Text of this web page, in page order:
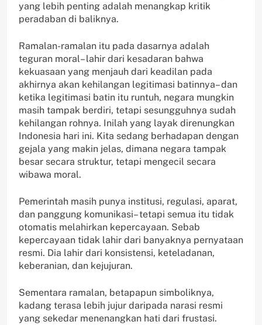
yang lebih penting adalah menangkap kritik
peradaban di baliknya.
Ramalan-ramalan itu pada dasarnya adalah
teguran moral– lahir dari kesadaran bahwa
kekuasaan yang menjauh dari keadilan pada
akhirnya akan kehilangan legitimasi batinnya– dan
ketika legitimasi batin itu runtuh, negara mungkin
masih tampak berdiri, tetapi sesungguhnya sudah
kehilangan rohnya. Inilah yang layak direnungkan
Indonesia hari ini. Kita sedang berhadapan dengan
gejala yang makin jelas, dimana negara tampak
besar secara struktur, tetapi mengecil secara
wibawa moral.
Pemerintah masih punya institusi, regulasi, aparat,
dan panggung komunikasi– tetapi semua itu tidak
otomatis melahirkan kepercayaan. Sebab
kepercayaan tidak lahir dari banyaknya pernyataan
resmi. Dia lahir dari konsistensi, keteladanan,
keberanian, dan kejujuran.
Sementara ramalan, betapapun simboliknya,
kadang terasa lebih jujur daripada narasi resmi
yang sekedar menenangkan hati dari frustasi.